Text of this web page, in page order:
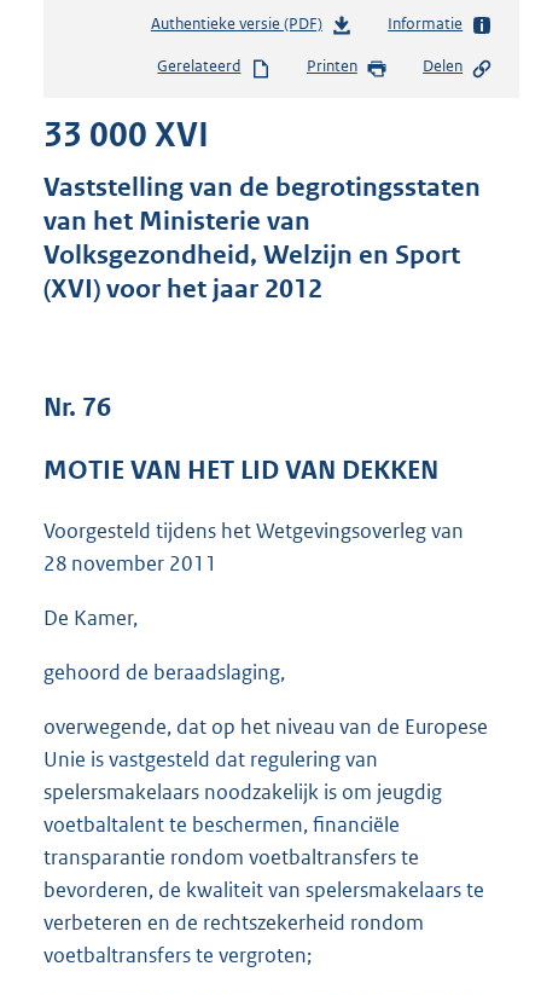
Authentieke versie (PDF)b
s
s
r
K
Informatie
Gerelateerd Printen Delen
33 000 XVI
Vaststelling van de begrotingsstaten
van het Ministerie van
Volksgezondheid, Welzijn en Sport
(XVI) voor het jaar 2012
Nr. 76
MOTIE VAN HET LID VAN DEKKEN
Voorgesteld tijdens het Wetgevingsoverleg van
28 november 2011
De Kamer,
gehoord de beraadslaging,
overwegende, dat op het niveau van de Europese
Unie is vastgesteld dat regulering van
spelersmakelaars noodzakelijk is om jeugdig
voetbaltalent te beschermen, financiële
transparantie rondom voetbaltransfers te
bevorderen, de kwaliteit van spelersmakelaars te
verbeteren en de rechtszekerheid rondom
voetbaltransfers te vergroten;